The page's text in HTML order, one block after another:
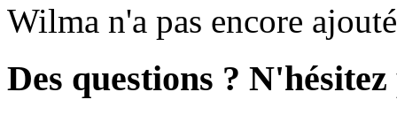
Wilma n'a pas encore
Des questions ?